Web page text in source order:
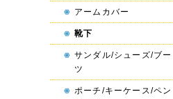
アームカバー
靴下
サンダル/シューズ/ブー
ツ
ポーチ/キーケース/ペン